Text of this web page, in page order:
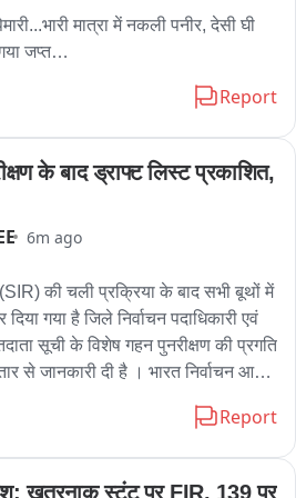
मात्रा में नकली पनीर, देसी घी
जप्त
विभाग के मनोज कुमार फ़ूड सेफ्टी अफसर के
2006 (FSSAI-2006) की सुसंगत धाराओं
पनीर जप्त
रही है छापेमारी
पनीर की खेप बरामद
में सेहत के साथ बड़ा खिलवाड़
Report
के बाद ड्राफ्ट लिस्ट प्रकाशित,
6m ago
की चली प्रक्रिया के बाद सभी बूथों में
गया है जिले निर्वाचन पदाधिकारी एवं
सूची के विशेष गहन पुनरीक्षण की प्रगति
से जानकारी दी है । भारत निर्वाचन आयोग
का विशेष गहन पुनरीक्षण कार्य निर्धारित
दिया गया है और इसी के साथ 05 अगस्त से
Report
खतरनाक स्टंट पर FIR, 139 पर